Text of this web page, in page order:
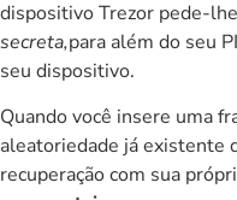
dispositivo Trezor pede-
secreta,para além do seu
seu dispositivo.
Quando você insere uma
aleatoriedade já existente
recuperaçãocom sua